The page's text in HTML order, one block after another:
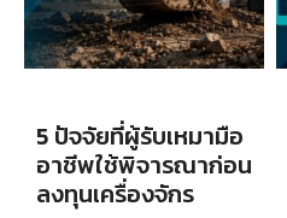
5 ปัจจัยที่ผู้รับเหมามือ
อาชีพใช้พิจารณาก่อน
ลงทุนเครื่องจักร